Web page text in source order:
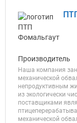
Производитель
Наша компания
механической
непродуктивным
из экологически
поставщиками
механической